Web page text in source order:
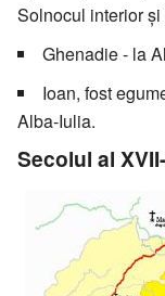
Solnocul interior
Ghenadie - la
Ioan, fost
Alba-Iulia.
Secolul al